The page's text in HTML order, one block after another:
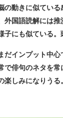
の動きに似てい
外国語読解には
子にも似ている
インプット中
で俳句のネタを
しみになりうる。